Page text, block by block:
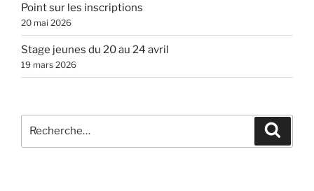
Point sur les inscriptions
20 mai 2026
Stage jeunes du 20 au 24 avril
19 mars 2026
pour